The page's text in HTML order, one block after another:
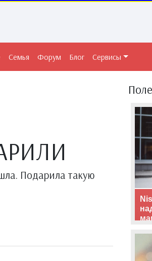
Семья Форум Блог Сервисы
Подарила такую